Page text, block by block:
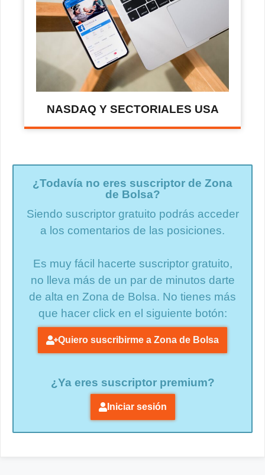
NASDAQ Y SECTORIALES USA
¿Todavía no eres suscriptor de Zona
de Bolsa?
Siendo suscriptor gratuito podrás acceder
a los comentarios de las posiciones.
Es muy fácil hacerte suscriptor gratuito,
no lleva más de un par de minutos darte
de alta en Zona de Bolsa. No tienes más
que hacer click en el siguiente botón:
Quiero suscribirme a Zona de Bolsa
¿Ya eres suscriptor premium?
Iniciar sesión